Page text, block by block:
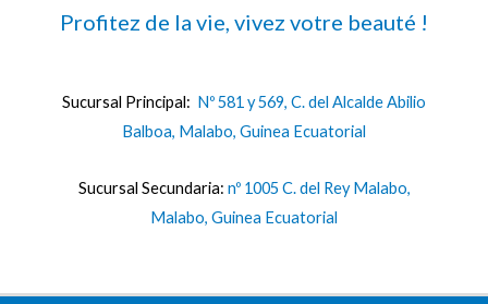
Profitez de la vie, vivez votre beauté !
Sucursal Principal: Nº 581 y 569, C. del Alcalde Abilio
Balboa, Malabo, Guinea Ecuatorial
Sucursal Secundaria: nº 1005 C. del Rey Malabo,
Malabo, Guinea Ecuatorial